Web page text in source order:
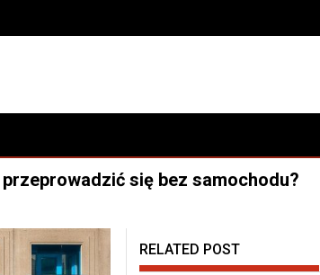
po przeprowadzce, by mieć je zawsze pod ręką
się bez samochodu?
RELATED POST